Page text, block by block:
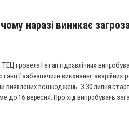
наразі виникає
провела І етап гідравлічних
забезпечили виконання аварійних
виявлених пошкоджень. З 30 липня
до 16 вересня. Про хід випробувань